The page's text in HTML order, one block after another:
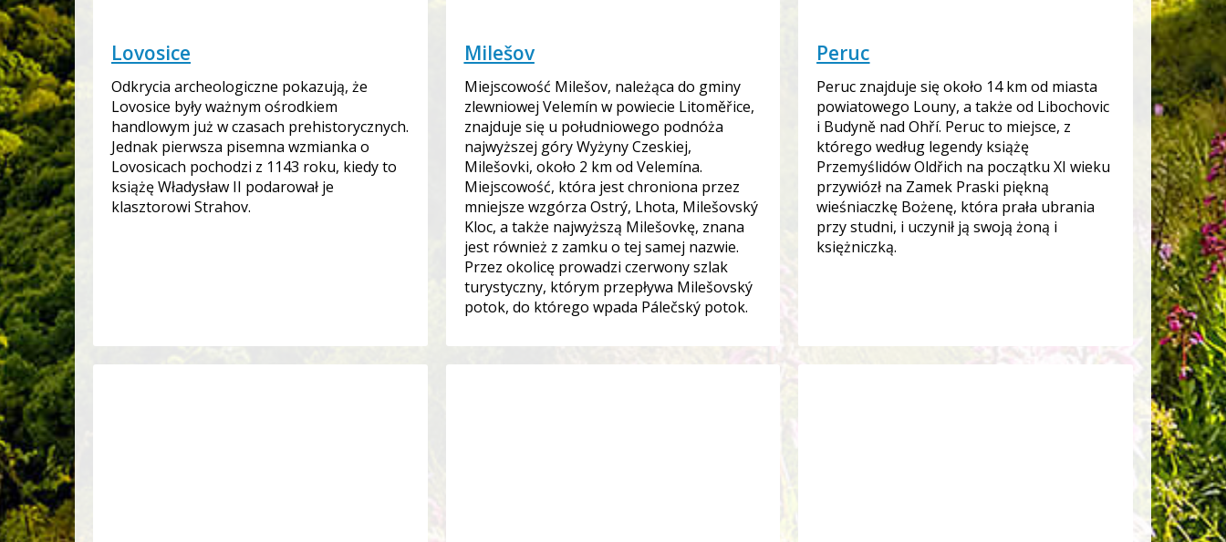
Lovosice
Odkrycia archeologiczne pokazują, że
Lovosice były ważnym ośrodkiem
handlowym już w czasach prehistorycznych.
Jednak pierwsza pisemna wzmianka o
Lovosicach pochodzi z 1143 roku, kiedy to
książę Władysław II podarował je
klasztorowi Strahov.
Milešov
Miejscowość Milešov, należąca do gminy
zlewniowej Velemín w powiecie Litoměřice,
znajduje się u południowego podnóża
najwyższej góry Wyżyny Czeskiej,
Milešovki, około 2 km od Velemína.
Miejscowość, która jest chroniona przez
mniejsze wzgórza Ostrý, Lhota, Milešovský
Kloc, a także najwyższą Milešovkę, znana
jest również z zamku o tej samej nazwie.
Przez okolicę prowadzi czerwony szlak
turystyczny, którym przepływa Milešovský
potok, do którego wpada Pálečský potok.
Peruc
Peruc znajduje się około 14 km od miasta
powiatowego Louny, a także od Libochovic
i Budyně nad Ohří. Peruc to miejsce, z
którego według legendy książę
Przemyślidów Oldřich na początku XI wieku
przywiózł na Zamek Praski piękną
wieśniaczkę Bożenę, która prała ubrania
przy studni, i uczynił ją swoją żoną i
księżniczką.